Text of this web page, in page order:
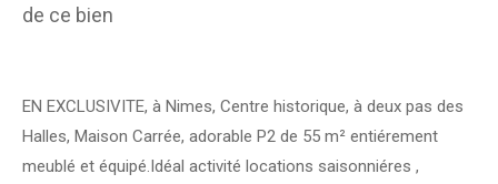
de ce bien
EN EXCLUSIVITE, à Nimes, Centre historique, à deux pas des
Halles, Maison Carrée, adorable P2 de 55 m² entiérement
meublé et équipé.Idéal activité locations saisonniéres ,